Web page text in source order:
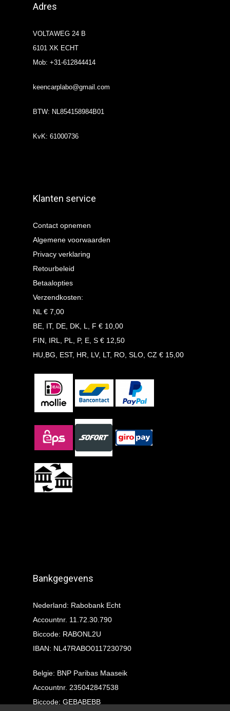
Adres
VOLTAWEG 24 B
6101 XK ECHT
Mob: +31-612844414
keencarplabo@gmail.com
BTW: NL854158984B01
KvK: 61000736
Klanten service
Contact opnemen
Algemene voorwaarden
Privacy verklaring
Retourbeleid
Betaalopties
Verzendkosten:
NL € 7,00
BE, IT, DE, DK, L, F € 10,00
FIN, IRL, PL, P, E, S € 12,50
HU,BG, EST, HR, LV, LT, RO, SLO, CZ € 15,00
Bankgegevens
Nederland: Rabobank Echt
Accountnr. 11.72.30.790
Biccode: RABONL2U
IBAN: NL47RABO0117230790
Belgie: BNP Paribas Maaseik
Accountnr. 235042847538
Biccode: GEBABEBB